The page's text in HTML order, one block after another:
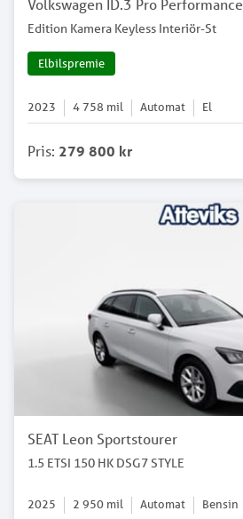
Volkswagen ID.3 Pro Performance
Edition Kamera Keyless Interiör-St
Elbilspremie
2023 4 758 mil Automat El
Pris: 279 800 kr
SEAT Leon Sportstourer
1.5 ETSI 150 HK DSG7 STYLE
2025 2 950 mil Automat Bensin